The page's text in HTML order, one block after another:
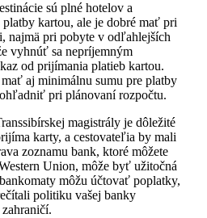
sú plné hotelov a
kartou, ale je dobré mať pri
najmä pri pobyte v odľahlejších
vyhnúť sa nepríjemným
od prijímania platieb kartou.
aj minimálnu sumu pre platby
pri plánovaní rozpočtu.
magistrály je dôležité
karty, a cestovateľia by mali
zoznamu bank, ktoré môžete
Union, môže byť užitočná
môžu účtovať poplatky,
politiku vašej banky